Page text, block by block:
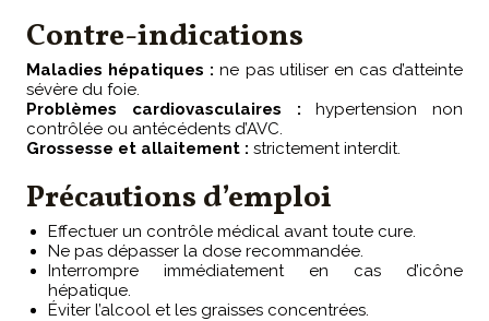
Contre-indications
Maladies hépatiques : ne pas utiliser en cas d’atteinte
sévère du foie.
Problèmes cardiovasculaires : hypertension non
contrôlée ou antécédents d’AVC.
Grossesse et allaitement : strictement interdit.
Précautions d’emploi
Effectuer un contrôle médical avant toute cure.
Ne pas dépasser la dose recommandée.
Interrompre immédiatement en cas d’icône
hépatique.
Éviter l’alcool et les graisses concentrées.